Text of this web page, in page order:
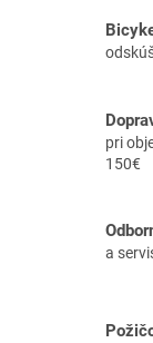
pri
150€
a